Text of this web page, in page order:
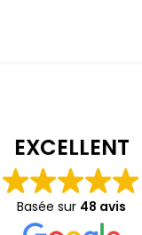
EXCELLENT
Basée sur 48 avis